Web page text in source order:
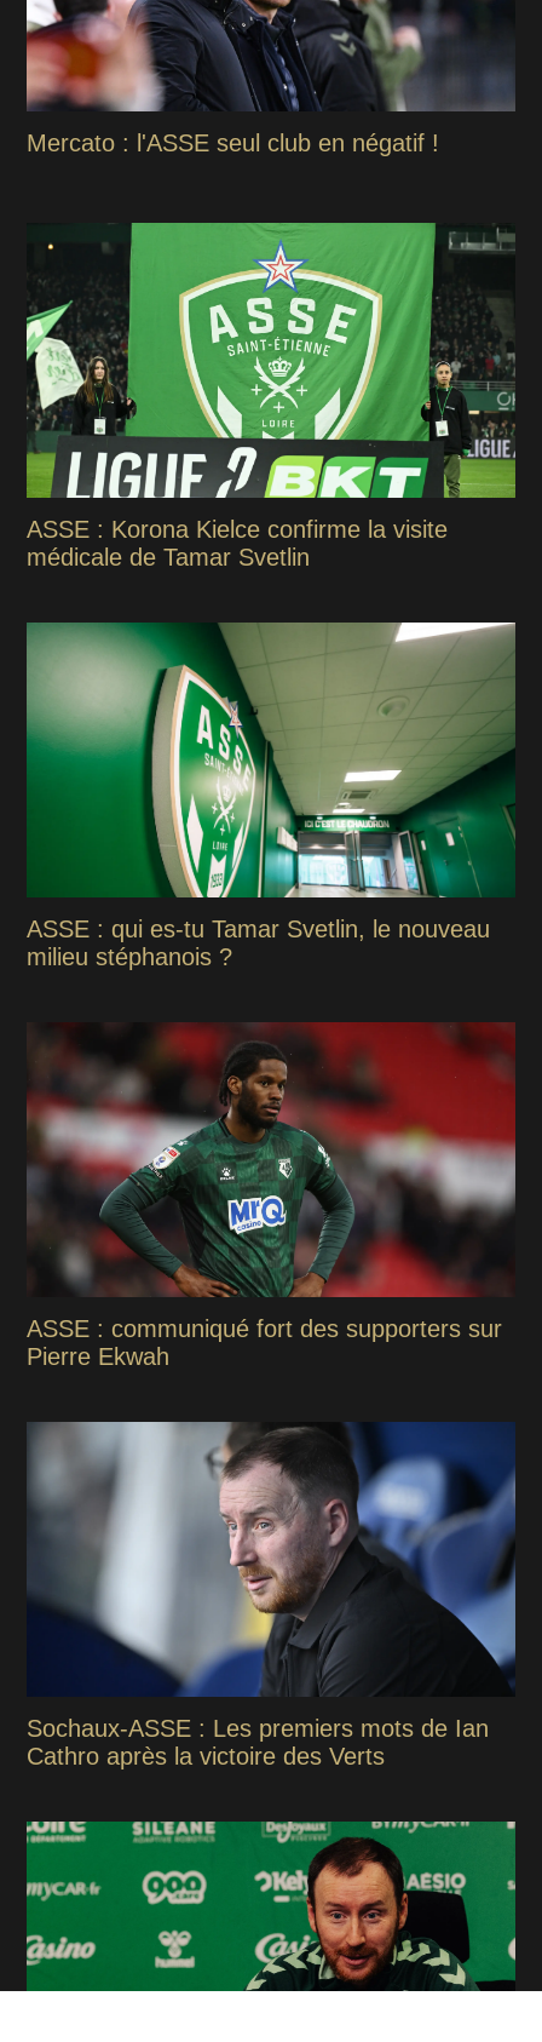
Mercato : l'ASSE seul club en négatif !
ASSE : Korona Kielce confirme la visite
médicale de Tamar Svetlin
ASSE : qui es-tu Tamar Svetlin, le nouveau
milieu stéphanois ?
ASSE : communiqué fort des supporters sur
Pierre Ekwah
Sochaux-ASSE : Les premiers mots de Ian
Cathro après la victoire des Verts